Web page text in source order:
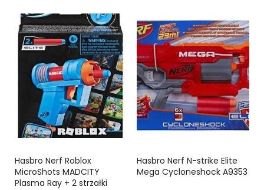
Hasbro Nerf Roblox
MicroShots MADCITY
Plasma Ray + 2 strzałki
Hasbro Nerf N-strike Elite
Mega Cycloneshock A9353